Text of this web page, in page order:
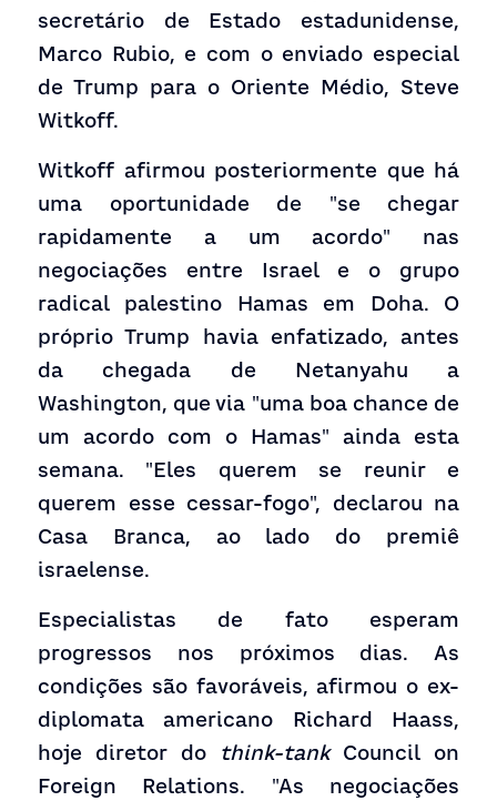
secretário de Estado estadunidense,
Marco Rubio, e com o enviado especial
de Trump para o Oriente Médio, Steve
Witkoff.
Witkoff afirmou posteriormente que há
uma oportunidade de "se chegar
rapidamente a um acordo" nas
negociações entre Israel e o grupo
radical palestino Hamas em Doha. O
próprio Trump havia enfatizado, antes
da chegada de Netanyahu a
Washington, que via "uma boa chance de
um acordo com o Hamas" ainda esta
semana. "Eles querem se reunir e
querem esse cessar-fogo", declarou na
Casa Branca, ao lado do premiê
israelense.
Especialistas de fato esperam
progressos nos próximos dias. As
condições são favoráveis, afirmou o ex-
diplomata americano Richard Haass,
hoje diretor do think-tank Council on
Foreign Relations. "As negociações